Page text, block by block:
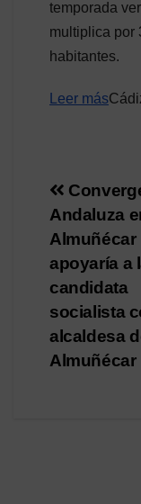
temporada
multiplica por
habitantes.
Leer más
de
Andaluza
Almuñécar
apoyaría a
candidata
socialista
alcaldesa
Almuñécar